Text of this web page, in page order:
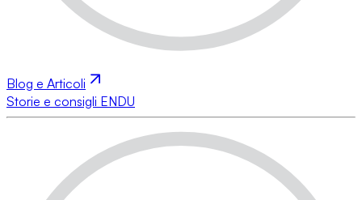
Blog e Articoli
Storie e consigli ENDU